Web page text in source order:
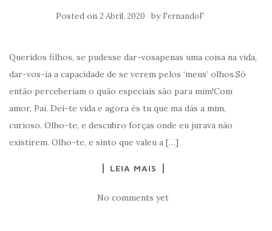
Posted on 2 Abril, 2020 by FernandoF
Queridos filhos, se pudesse dar-vosapenas uma coisa na vida,
dar-vos-ia a capacidade de se verem pelos ‘meus’ olhos.Só
então perceberiam o quão especiais são para mim!Com
amor, Pai. Dei-te vida e agora és tu que ma dás a mim,
curioso. Olho-te, e descubro forças onde eu jurava não
existirem. Olho-te, e sinto que valeu a […]
LEIA MAIS
No comments yet